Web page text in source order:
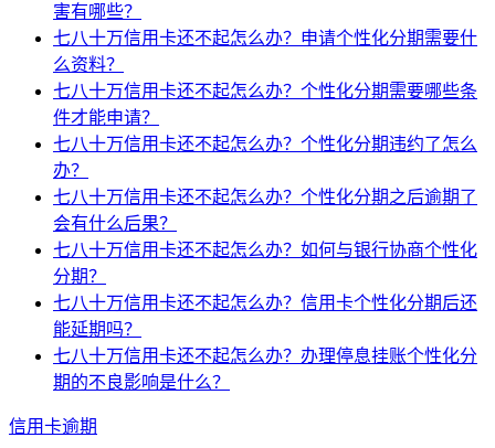
害有哪些？
七八十万信用卡还不起怎么办？申请个性化分期需要什
么资料？
七八十万信用卡还不起怎么办？个性化分期需要哪些条
件才能申请？
七八十万信用卡还不起怎么办？个性化分期违约了怎么
办？
七八十万信用卡还不起怎么办？个性化分期之后逾期了
会有什么后果？
七八十万信用卡还不起怎么办？如何与银行协商个性化
分期？
七八十万信用卡还不起怎么办？信用卡个性化分期后还
能延期吗？
七八十万信用卡还不起怎么办？办理停息挂账个性化分
期的不良影响是什么？
信用卡逾期